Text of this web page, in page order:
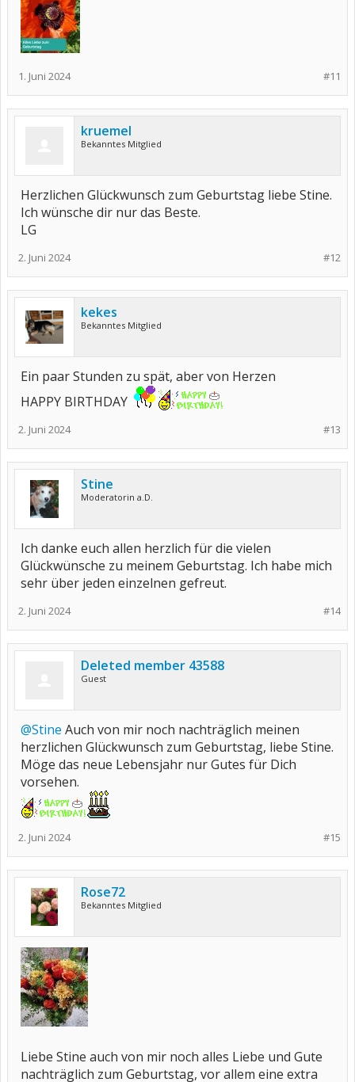
#11
1. Juni 2024
kruemel
Bekanntes Mitglied
Herzlichen Glückwunsch zum Geburtstag liebe Stine.
Ich wünsche dir nur das Beste.
LG
#12
2. Juni 2024
kekes
Bekanntes Mitglied
Ein paar Stunden zu spät, aber von Herzen
HAPPY BIRTHDAY
#13
2. Juni 2024
Stine
Moderatorin a.D.
Ich danke euch allen herzlich für die vielen
Glückwünsche zu meinem Geburtstag. Ich habe mich
sehr über jeden einzelnen gefreut.
#14
2. Juni 2024
Deleted member 43588
Guest
@Stine Auch von mir noch nachträglich meinen
herzlichen Glückwunsch zum Geburtstag, liebe Stine.
Möge das neue Lebensjahr nur Gutes für Dich
vorsehen.
#15
2. Juni 2024
Rose72
Bekanntes Mitglied
Liebe Stine auch von mir noch alles Liebe und Gute
nachträglich zum Geburtstag, vor allem eine extra